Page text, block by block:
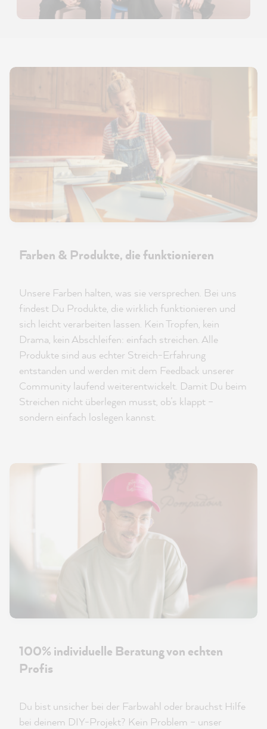
Farben & Produkte, die funktionieren
Unsere Farben halten, was sie versprechen. Bei uns
findest Du Produkte, die wirklich funktionieren und
sich leicht verarbeiten lassen. Kein Tropfen, kein
Drama, kein Abschleifen: einfach streichen. Alle
Produkte sind aus echter Streich-Erfahrung
entstanden und werden mit dem Feedback unserer
Community laufend weiterentwickelt. Damit Du beim
Streichen nicht überlegen musst, ob’s klappt –
sondern einfach loslegen kannst.
100% individuelle Beratung von echten
Profis
Du bist unsicher bei der Farbwahl oder brauchst Hilfe
bei deinem DIY-Projekt? Kein Problem – unser